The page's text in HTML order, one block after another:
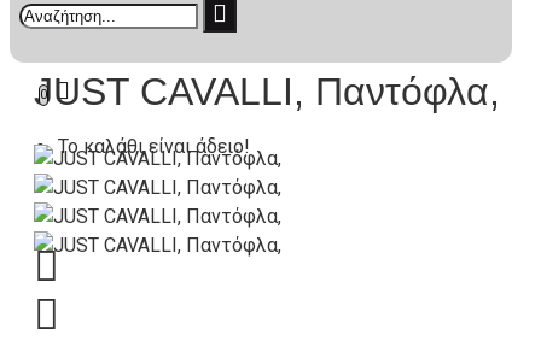
0
Το καλάθι είναι άδειο!
JUST CAVALLI, Παντόφλα,